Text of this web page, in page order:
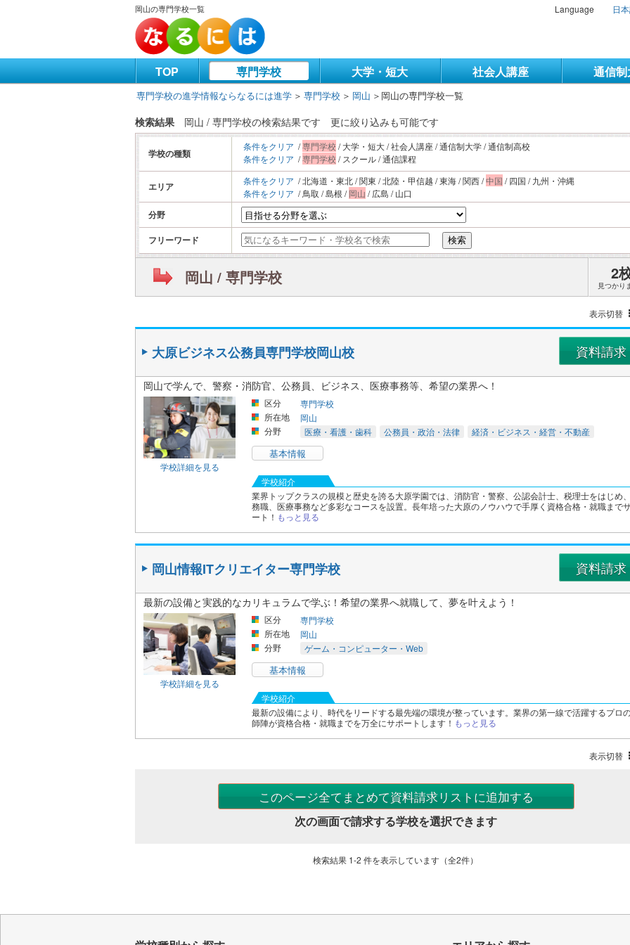
岡山の専門学校一覧 Language 日
TOP 専門学校 大学・短大 社会人講座 通信
専門学校の進学情報ならなるには進学 ＞ 専門学校 ＞ 岡山 ＞ 岡山の専門学校一覧
検索結果 岡山 / 専門学校の検索結果です 更に絞り込みも可能です
学校の種類
条件をクリア /専門学校 / 大学・短大 / 社会人講座 / 通信制大学 / 通信制高校
条件をクリア /専門学校 / スクール / 通信課程
エリア 条件をクリア / 北海道・東北 / 関東 / 北陸・甲信越 / 東海 / 関西 /中国 / 四国 / 九州・沖縄
条件をクリア / 鳥取 / 島根 /岡山 / 広島 / 山口
分野
フリーワード
検索
岡山 / 専門学校 2
見つかり
表示切替
大原ビジネス公務員専門学校岡山校 資料請求
岡山で学んで、警察・消防官、公務員、ビジネス、医療事務等、希望の業界へ！
学校詳細を見る
区分
専門学校
所在地
岡山
分野
医療・看護・歯科 公務員・政治・法律 経済・ビジネス・経営・不動産
基本情報
学校紹介
業界トップクラスの規模と歴史を誇る大原学園では、消防官・警察、公認会計士、税理士をはじめ
務職、医療事務など多彩なコースを設置。長年培った大原のノウハウで手厚く資格合格・就職まで
ート！ もっと見る
岡山情報ITクリエイター専門学校 資料請求
最新の設備と実践的なカリキュラムで学ぶ！希望の業界へ就職して、夢を叶えよう！
学校詳細を見る
区分
専門学校
所在地
岡山
分野
ゲーム・コンピューター・Web
基本情報
学校紹介
最新の設備により、時代をリードする最先端の環境が整っています。業界の第一線で活躍するプロ
師陣が資格合格・就職までを万全にサポートします！ もっと見る
表示切替
このページ全てまとめて資料請求リストに追加する
次の画面で請求する学校を選択できます
検索結果 1-2 件を表示しています（全2件）